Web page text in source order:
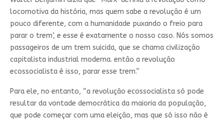
locomotiva da história, mas quem sabe a revolução é um
pouco diferente, com a humanidade puxando o freio para
parar o trem’, e esse é exatamente o nosso caso. Nós somos
passageiros de um trem suicida, que se chama civilização
capitalista industrial moderna. então a revolução
ecossocialista é isso, parar esse trem.”
Para ele, no entanto, “a revolução ecossocialista só pode
resultar da vontade democrática da maioria da população,
que pode começar com uma eleição, mas que só isso não é